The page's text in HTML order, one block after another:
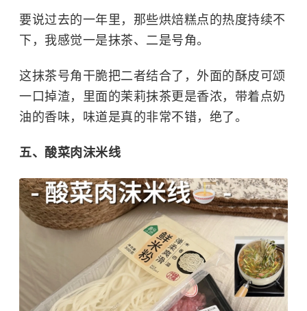
要说过去的一年里，那些烘焙糕点的热度持续不
下，我感觉一是抹茶、二是号角。
这抹茶号角干脆把二者结合了，外面的酥皮可颂
一口掉渣，里面的茉莉抹茶更是香浓，带着点奶
油的香味，味道是真的非常不错，绝了。
五、酸菜肉沫米线